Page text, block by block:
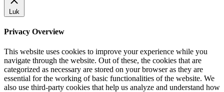
Luk
Privacy Overview
This website uses cookies to improve your experience while you
navigate through the website. Out of these, the cookies that are
categorized as necessary are stored on your browser as they are
essential for the working of basic functionalities of the website. We
also use third-party cookies that help us analyze and understand how